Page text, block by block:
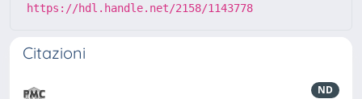
https://hdl.handle.net/2158/1143778
Citazioni
ND